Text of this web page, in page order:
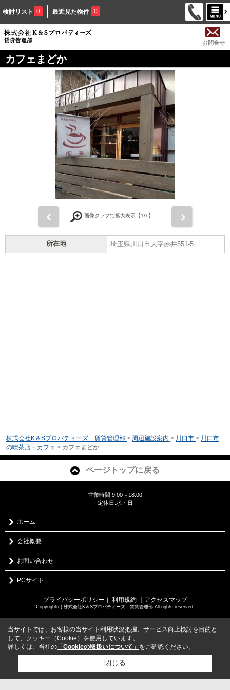
検討リスト 0 最近見た物件 0
お問合せ
カフェまどか
画像タップで拡大表示【1/1】
所在地 埼玉県川口市大字赤井551-5
株式会社K＆Sプロパティーズ 賃貸管理部 > 周辺施設案内 > 川口市 > 川口市
の喫茶店・カフェ > カフェまどか
ページトップに戻る
営業時間:9:00～18:00
定休日:水・日
ホーム
会社概要
お問い合わせ
PCサイト
プライバシーポリシー ｜ 利用規約 ｜アクセスマップ
Copyright(c) 株式会社K＆Sプロパティーズ 賃貸管理部 All rights reserved.
当サイトでは、お客様の当サイト利用状況把握、サービス向上検討を目的と
して、クッキー（Cookie）を使用しています。
詳しくは、当社の 「Cookieの取扱いについて」 をご確認ください。
閉じる